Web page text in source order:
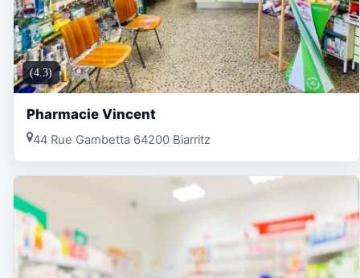
(4.3)
Pharmacie Vincent
44 Rue Gambetta 64200 Biarritz